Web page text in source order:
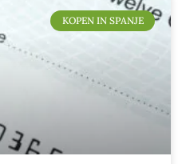
KOPEN IN SPANJE